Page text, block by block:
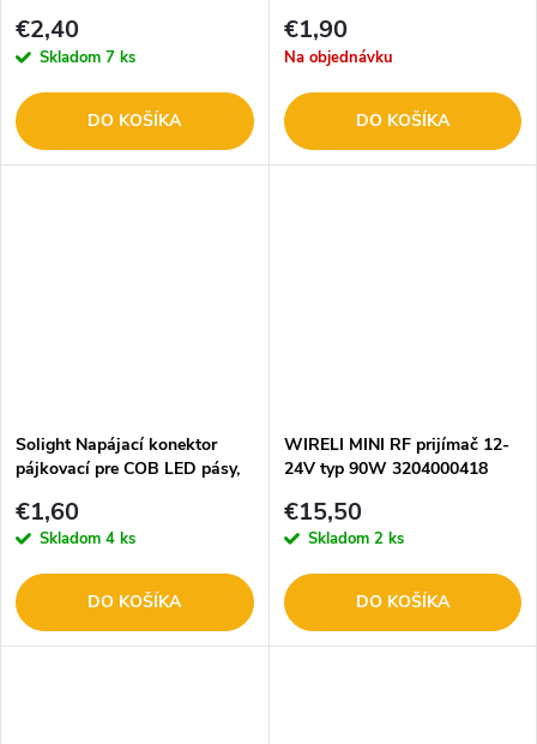
€2,40
Skladom 7 ks
DO KOŠÍKA
€1,90
Na objednávku
DO KOŠÍKA
Solight Napájací konektor
pájkovací pre COB LED pásy,
€1,60
Skladom 4 ks
DO KOŠÍKA
WIRELI MINI RF prijímač 12-
24V typ 90W 3204000418
€15,50
Skladom 2 ks
DO KOŠÍKA